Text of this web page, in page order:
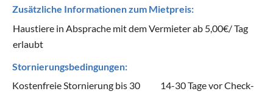
Zusätzliche Informationen zum Mietpreis:
Haustiere in Absprache mit dem Vermieter ab 5,00€/ Tag
erlaubt
Stornierungsbedingungen:
Kostenfreie Stornierung bis 30
14-30 Tage vor Check-